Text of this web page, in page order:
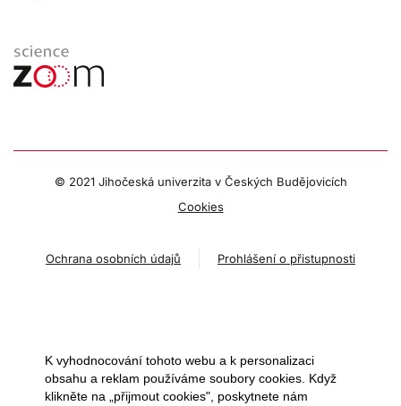
© 2021 Jihočeská univerzita v Českých Budějovicích
Cookies
Ochrana osobních údajů Prohlášení o přistupnosti
K vyhodnocování tohoto webu a k personalizaci
obsahu a reklam používáme soubory cookies. Když
klikněte na „přijmout cookies", poskytnete nám